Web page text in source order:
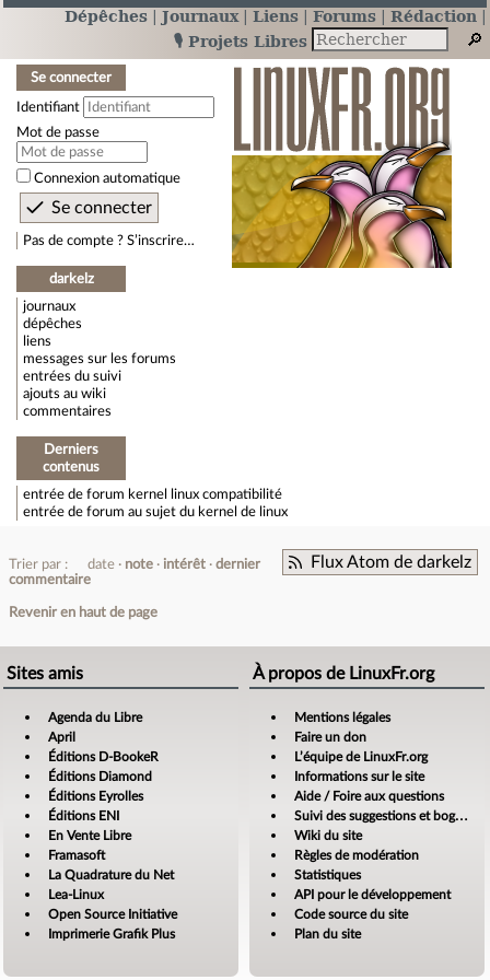
Dépêches Journaux Liens Forums
Rédaction
🎙️ Projets Libres
Se connecter
Identifiant
Mot de passe
Connexion automatique
Pas de compte ? S’inscrire…
darkelz
journaux
dépêches
liens
messages sur les forums
entrées du suivi
ajouts au wiki
commentaires
Derniers
contenus
entrée de forum kernel linux compatibilité
entrée de forum au sujet du kernel de linux
Flux Atom de darkelz
Trier par : date note intérêt
dernier
commentaire
Revenir en haut de page
Sites amis
Agenda du Libre
April
Éditions D-BookeR
Éditions Diamond
Éditions Eyrolles
Éditions ENI
En Vente Libre
Framasoft
La Quadrature du Net
Lea-Linux
Open Source Initiative
Imprimerie Grafik Plus
À propos de LinuxFr.org
Mentions légales
Faire un don
L’équipe de LinuxFr.org
Informations sur le site
Aide / Foire aux questions
Suivi des suggestions et bogues
Wiki du site
Règles de modération
Statistiques
API pour le développement
Code source du site
Plan du site